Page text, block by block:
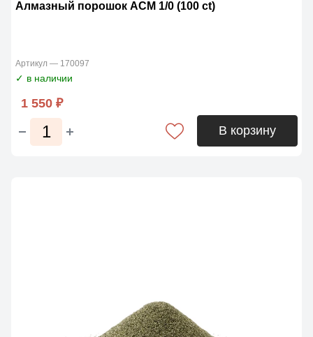
Алмазный порошок АСМ 1/0 (100 ct)
Артикул — 170097
✓ в наличии
1 550 ₽
В корзину